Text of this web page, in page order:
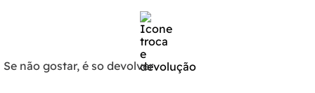
Se não gostar, é so devolver